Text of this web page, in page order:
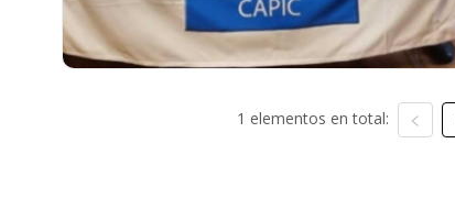
1 elementos en total: